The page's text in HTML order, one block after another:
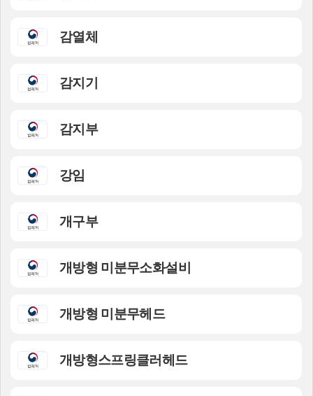
감열체
감지기
감지부
강임
개구부
개방형 미분무소화설비
개방형 미분무헤드
개방형스프링클러헤드